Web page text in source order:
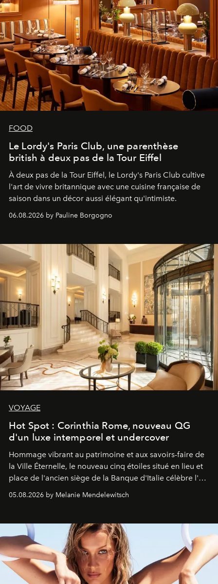
FOOD
Le Lordy's Paris Club, une parenthèse
british à deux pas de la Tour Eiffel
À deux pas de la Tour Eiffel, le Lordy's Paris Club cultive
l'art de vivre britannique avec une cuisine française de
saison dans un décor aussi élégant qu'intimiste.
06.08.2026 by Pauline Borgogno
VOYAGE
Hot Spot : Corinthia Rome, nouveau QG
d'un luxe intemporel et undercover
Hommage vibrant au patrimoine et aux savoirs-faire de
la Ville Éternelle, le nouveau cinq étoiles situé en lieu et
place de l'ancien siège de la Banque d'Italie célèbre l'art
de vivre Romain dans toute son élégance intemporelle.
05.08.2026 by Melanie Mendelewitsch